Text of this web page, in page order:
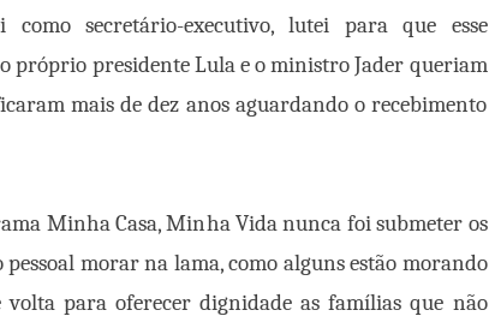
secretário-executivo, lutei para que esse
próprio presidente Lula e o ministro Jader queriam
mais de dez anos aguardando o recebimento
Minha Casa, Minha Vida nunca foi submeter os
morar na lama, como alguns estão morando
para oferecer dignidade as famílias que não